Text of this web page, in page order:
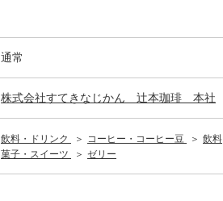
通常
株式会社すてきなじかん 辻本珈琲 本社
飲料・ドリンク コーヒー・コーヒー豆
飲料
菓子・スイーツ
ゼリー